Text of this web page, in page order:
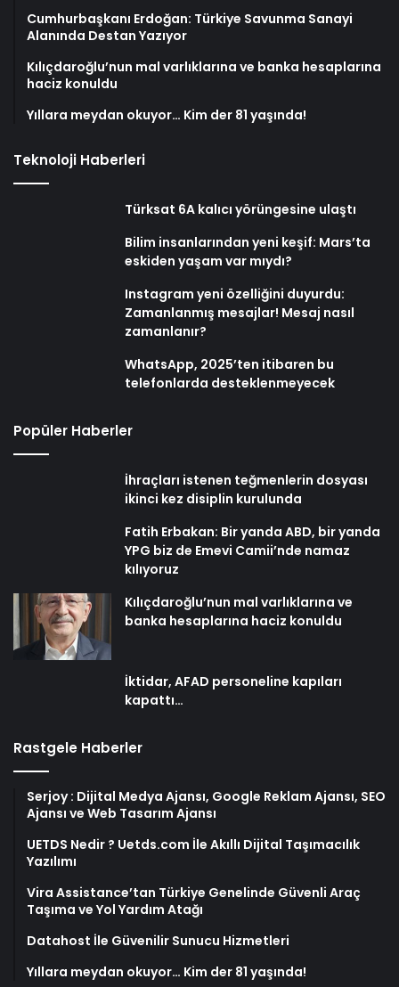
Cumhurbaşkanı Erdoğan: Türkiye Savunma Sanayi
Alanında Destan Yazıyor
Kılıçdaroğlu’nun mal varlıklarına ve banka hesaplarına
haciz konuldu
Yıllara meydan okuyor… Kim der 81 yaşında!
Teknoloji Haberleri
Türksat 6A kalıcı yörüngesine ulaştı
Bilim insanlarından yeni keşif: Mars’ta
eskiden yaşam var mıydı?
Instagram yeni özelliğini duyurdu:
Zamanlanmış mesajlar! Mesaj nasıl
zamanlanır?
WhatsApp, 2025’ten itibaren bu
telefonlarda desteklenmeyecek
Popüler Haberler
İhraçları istenen teğmenlerin dosyası
ikinci kez disiplin kurulunda
Fatih Erbakan: Bir yanda ABD, bir yanda
YPG biz de Emevi Camii’nde namaz
kılıyoruz
Kılıçdaroğlu’nun mal varlıklarına ve
banka hesaplarına haciz konuldu
İktidar, AFAD personeline kapıları
kapattı…
Rastgele Haberler
Serjoy : Dijital Medya Ajansı, Google Reklam Ajansı, SEO
Ajansı ve Web Tasarım Ajansı
UETDS Nedir ? Uetds.com İle Akıllı Dijital Taşımacılık
Yazılımı
Vira Assistance’tan Türkiye Genelinde Güvenli Araç
Taşıma ve Yol Yardım Atağı
Datahost İle Güvenilir Sunucu Hizmetleri
Yıllara meydan okuyor… Kim der 81 yaşında!